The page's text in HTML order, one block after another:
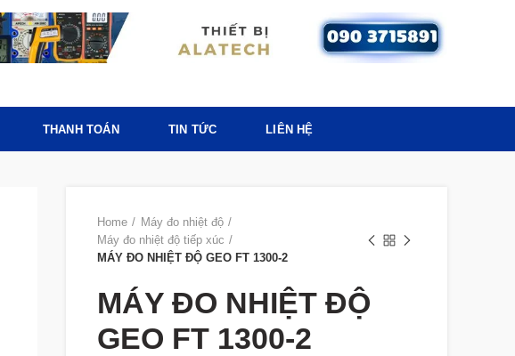
THANH TOÁN TIN TỨC LIÊN HỆ
Home
Máy đo nhiệt độ
Máy đo nhiệt độ tiếp xúc
MÁY ĐO NHIỆT ĐỘ GEO FT 1300-2
MÁY ĐO NHIỆT ĐỘ
GEO FT 1300-2